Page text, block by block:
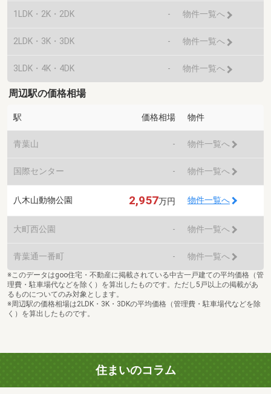
1LDK・2K・2DK - 物件一覧へ
2LDK・3K・3DK - 物件一覧へ
3LDK・4K・4DK - 物件一覧へ
周辺駅の価格相場
駅 価格相場 物件
青葉山 - 物件一覧へ
国際センター - 物件一覧へ
八木山動物公園 2,957万円 物件一覧へ
大町西公園 - 物件一覧へ
青葉通一番町 - 物件一覧へ
※このデータはgoo住宅・不動産に掲載されている中古一戸建ての平均価格（管
理費・駐車場代などを除く）を算出したものです。ただし5戸以上の掲載があ
るものについてのみ対象とします。
※周辺駅の価格相場は2LDK・3K・3DKの平均価格（管理費・駐車場代などを除
く）を算出したものです。
住まいのコラム